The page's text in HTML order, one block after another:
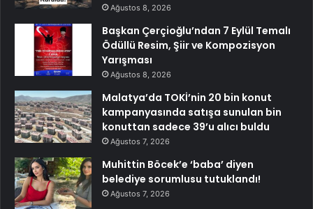
Ağustos 8, 2026
Başkan Çerçioğlu’ndan 7 Eylül Temalı
Ödüllü Resim, Şiir ve Kompozisyon
Yarışması
Ağustos 8, 2026
Malatya’da TOKİ’nin 20 bin konut
kampanyasında satışa sunulan bin
konuttan sadece 39’u alıcı buldu
Ağustos 7, 2026
Muhittin Böcek’e ‘baba’ diyen
belediye sorumlusu tutuklandı!
Ağustos 7, 2026